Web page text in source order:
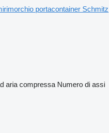
portacontainer Schmitz
aria compressa Numero di assi